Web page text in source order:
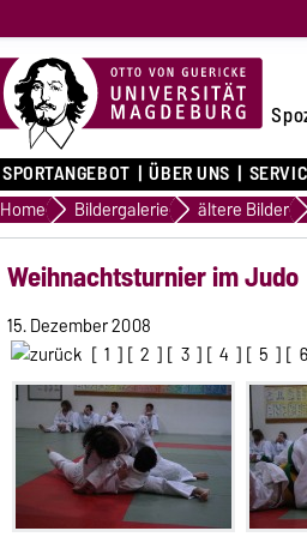
SPORTANGEBOT ÜBER UNS
Home Bildergalerie ältere Bilder
Weihnachtsturnier im Judo
15. Dezember 2008
[ 1 ] [ 2 ] [ 3 ] [ 4 ] [ 5 ] [ 6